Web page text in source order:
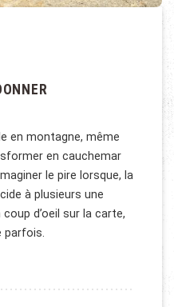
en montagne, même
en cauchemar
le pire lorsque, la
à plusieurs une
d’oeil sur la carte,
parfois.
LÉGALEMENT